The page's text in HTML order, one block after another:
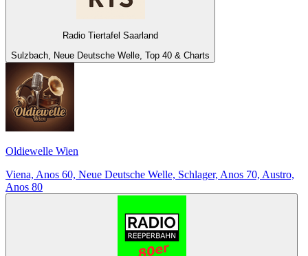
Radio Tiertafel Saarland
Sulzbach, Neue Deutsche Welle, Top 40 & Charts
Oldiewelle Wien
Viena, Anos 60, Neue Deutsche Welle, Schlager, Anos 70, Austro,
Anos 80